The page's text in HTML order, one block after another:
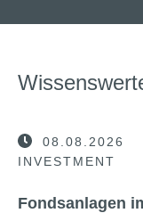
08.08.2026
INVESTMENT
Fondsanlagen